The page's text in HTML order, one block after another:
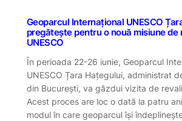
Geoparcul Internațional UNESCO
pregătește pentru o nouă misiune de
UNESCO
În perioada 22-26 iunie, Geoparcul
UNESCO Țara Hațegului, administrat
din București, va găzdui vizita de
Acest proces are loc o dată la patru
modul în care geoparcul își